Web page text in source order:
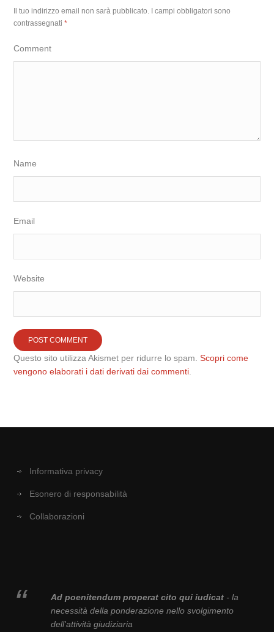
Il tuo indirizzo email non sarà pubblicato.
I campi obbligatori sono
contrassegnati*
Comment
Name
Email
Website
Questo sito utilizza Akismet per ridurre lo spam.Scopri come
vengono elaborati i dati derivati dai commenti
Informativa privacy
Esonero di responsabilità
Collaborazioni
Ad poenitendum properat cito qui iudicat- la
necessità della ponderazione nello svolgimento
dell'attività giudiziaria